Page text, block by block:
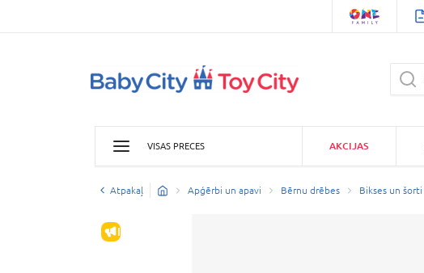
VISAS PRECES AKCIJAS
Atpakaļ Apģērbi un apavi Bērnu drēbes Bikses un šorti
IZPĀRDOŠANA